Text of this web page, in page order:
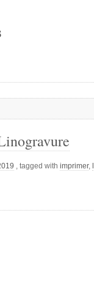
, tagged with imprimer,